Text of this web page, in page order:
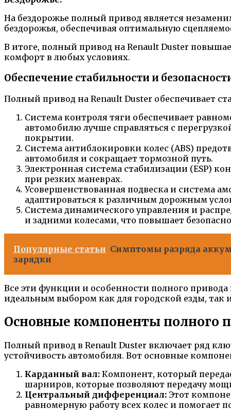
На бездорожье полный привод является
бездорожья, обеспечивая оптимальную
В итоге, полный привод на Renault Duster
комфорт в любых условиях.
Обеспечение стабильности и
Полный привод на Renault Duster обеспечивает
Система контроля тяги обеспечивает
автомобилю лучше справляться с
покрытии.
Система антиблокировки колес (ABS)
автомобиля и сокращает тормозной путь.
Электронная система стабилизации (ESP)
при резких маневрах.
Усовершенствованная подвеска и система
адаптироваться к различным дорожным
Система динамического управления и
и задними колесами, что повышает
Популярные статьи Симптомы разряда
зарядки
Все эти функции и особенности полного привода
идеальным выбором как для городской езды,
Основные компоненты полного
Полный привод в Renault Duster включает ряд
устойчивость автомобиля. Вот основные
Карданный вал: Компонент, который
шарниров, которые позволяют передачу
Центральный дифференциал: Этот
равномерную работу всех колес и помогает